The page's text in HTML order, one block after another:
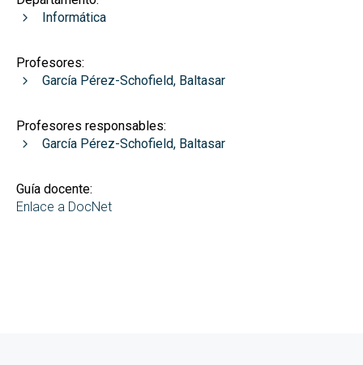
Informática
Profesores:
García Pérez-Schofield, Baltasar
Profesores responsables:
García Pérez-Schofield, Baltasar
Guía docente:
Enlace a DocNet